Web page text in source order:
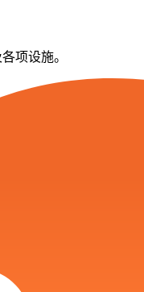
项设施。